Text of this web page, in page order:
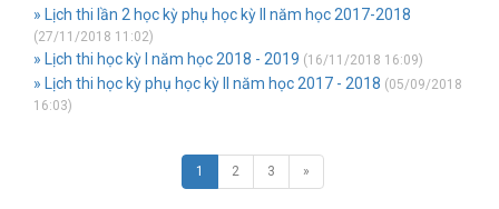
» Lịch thi lần 2 học kỳ phụ học kỳ II năm học 2017-2018
(27/11/2018 11:02)
» Lịch thi học kỳ I năm học 2018 - 2019 (16/11/2018 16:09)
» Lịch thi học kỳ phụ học kỳ II năm học 2017 - 2018 (05/09/2018
16:03)
1 2 3 »